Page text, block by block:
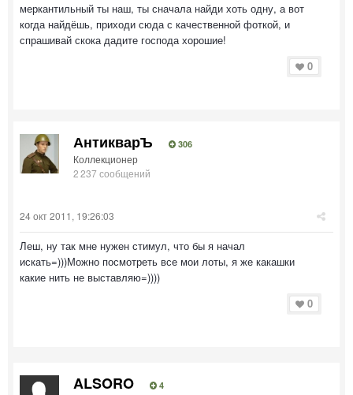
меркантильный ты наш, ты сначала найди хоть одну, а вот
когда найдёшь, приходи сюда с качественной фоткой, и
спрашивай скока дадите господа хорошие!
0
АнтикварЪ 306
Коллекционер
2 237 сообщений
24 окт 2011, 19:26:03
Леш, ну так мне нужен стимул, что бы я начал
искать=)))Можно посмотреть все мои лоты, я же какашки
какие нить не выставляю=))))
0
ALSORO 4